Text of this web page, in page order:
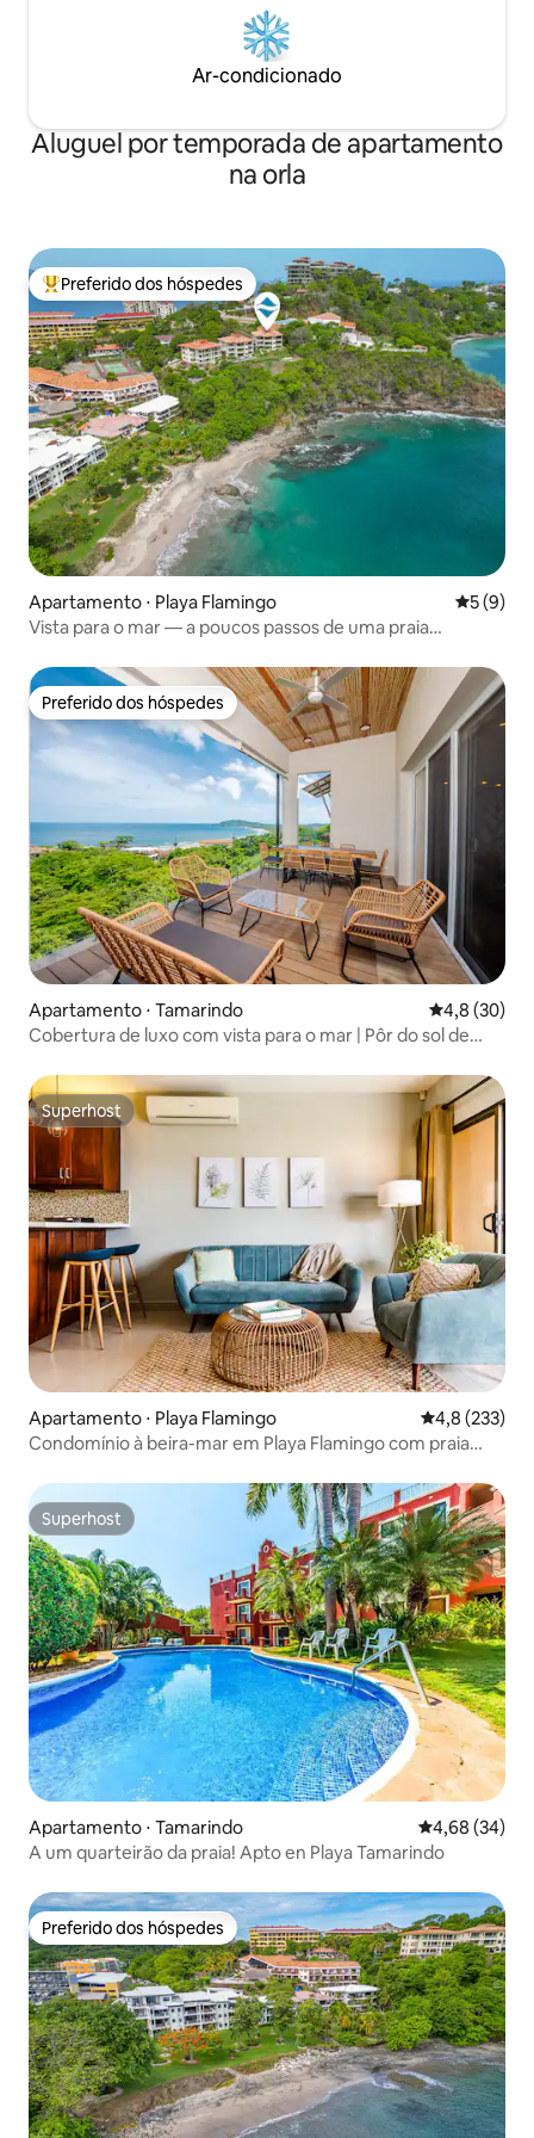
Ar-condicionado
Aluguel por temporada de apartamento
na orla
Entre os melhores preferidos dos hóspedes
Preferido dos hóspedes
Apartamento ⋅ Playa Flamingo 5 de
5 (9)
Vista para o mar — a poucos passos de uma praia
Preferido dos hóspedes
Preferido dos hóspedes
Apartamento ⋅ Tamarindo 4,8 de uma
4,8 (30)
Cobertura de luxo com vista para o mar | Pôr do sol de
Superhost
Superhost
Apartamento ⋅ Playa Flamingo 4,8 de uma
4,8 (233)
Condomínio à beira-mar em Playa Flamingo com praia
Superhost
Superhost
Apartamento ⋅ Tamarindo 4,68 de uma
4,68 (34)
A um quarteirão da praia! Apto en Playa Tamarindo
Preferido dos hóspedes
Preferido dos hóspedes